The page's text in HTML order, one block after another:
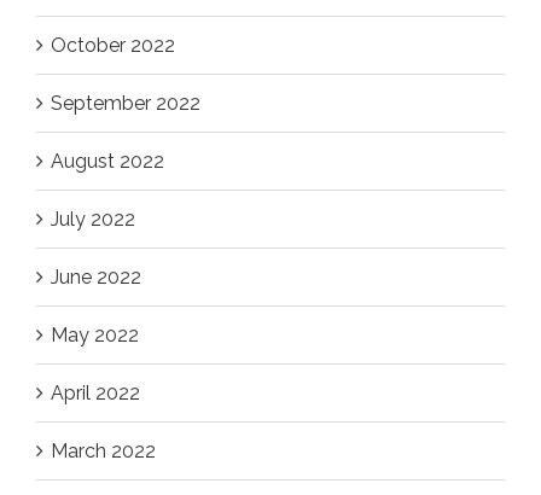
October 2022
September 2022
August 2022
July 2022
June 2022
May 2022
April 2022
March 2022